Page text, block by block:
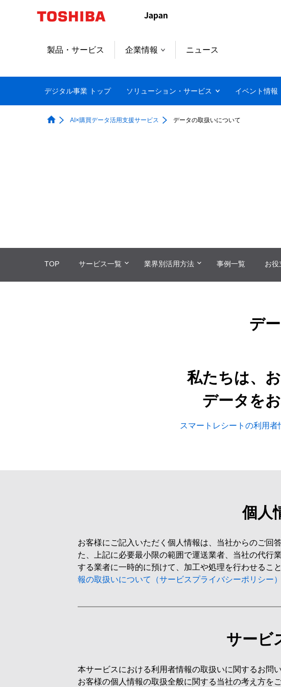
ャ
プ
製品・サービス 企業情報 ニュース
デジタル事業 トップ ソリューション・サービス イベント情報
AI×購買データ活用支援サービス データの取扱いについて
TOP サービス一覧 業界別活用方法 事例一覧 お役
デ
私たちは、
データを
スマートレシートの利用
個人
お客様にご記入いただく個人情報は、当社からのご回
た、上記に必要最小限の範囲で運送業者、当社の代行
する業者に一時的に預けて、加工や処理を行わせるこ
報の取扱いについて（サービスプライバシーポリシー）
サービ
本サービスにおける利用者情報の取扱いに関するお問
お客様の個人情報の取扱全般に関する当社の考え方を